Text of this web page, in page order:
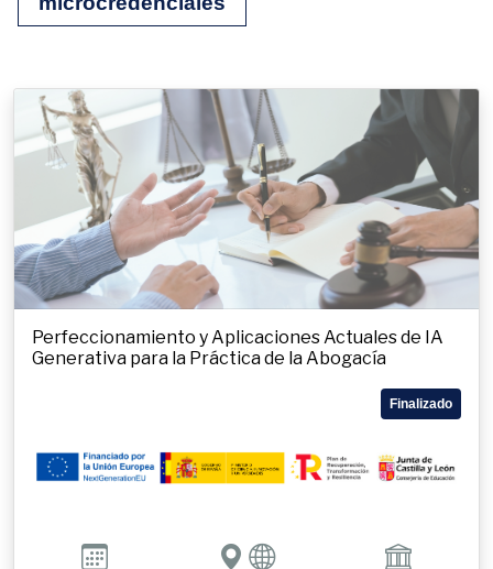
Perfeccionamiento y Aplicaciones Actuales de IA
Generativa para la Práctica de la Abogacía
Finalizado